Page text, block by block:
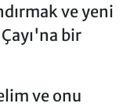
ve yeni
bir
ve onu